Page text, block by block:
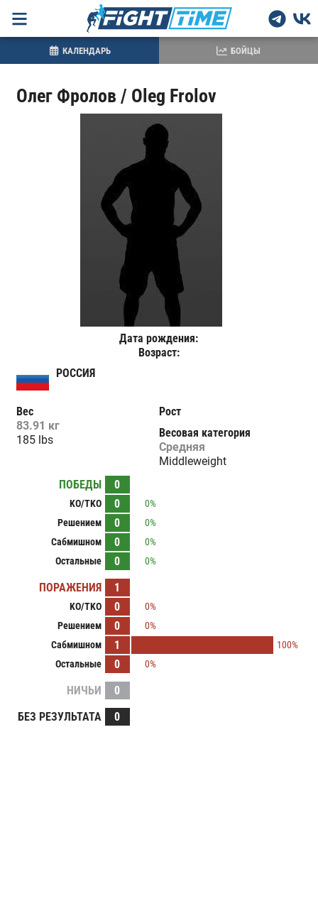
Олег Фролов / Oleg Frolov
Дата рождения:
Возраст:
РОССИЯ
Вес
83.91 кг
185 lbs
Рост
Весовая категория
Средняя
Middleweight
ПОБЕДЫ
0
KO/TKO 0
0%
Решением
0
0%
Сабмишном
0
0%
Остальные
0 0%
ПОРАЖЕНИЯ 1
KO/TKO 0
0%
Решением
0
0%
Сабмишном
1
100%
Остальные
0 0%
НИЧЬИ
0
БЕЗ РЕЗУЛЬТАТА
0
КАЛЕНДАРЬ БОЙЦЫ